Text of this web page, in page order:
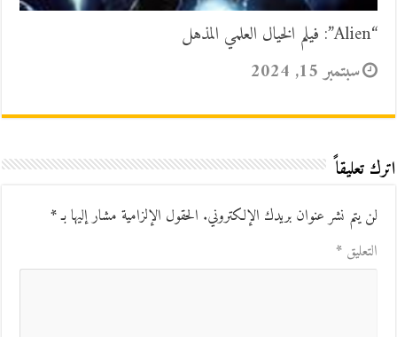
“Alien”: فيلم الخيال العلمي المذهل
سبتمبر 15, 2024
اترك تعليقاً
لن يتم نشر عنوان بريدك الإلكتروني. الحقول الإلزامية مشار إليها بـ*
التعليق*